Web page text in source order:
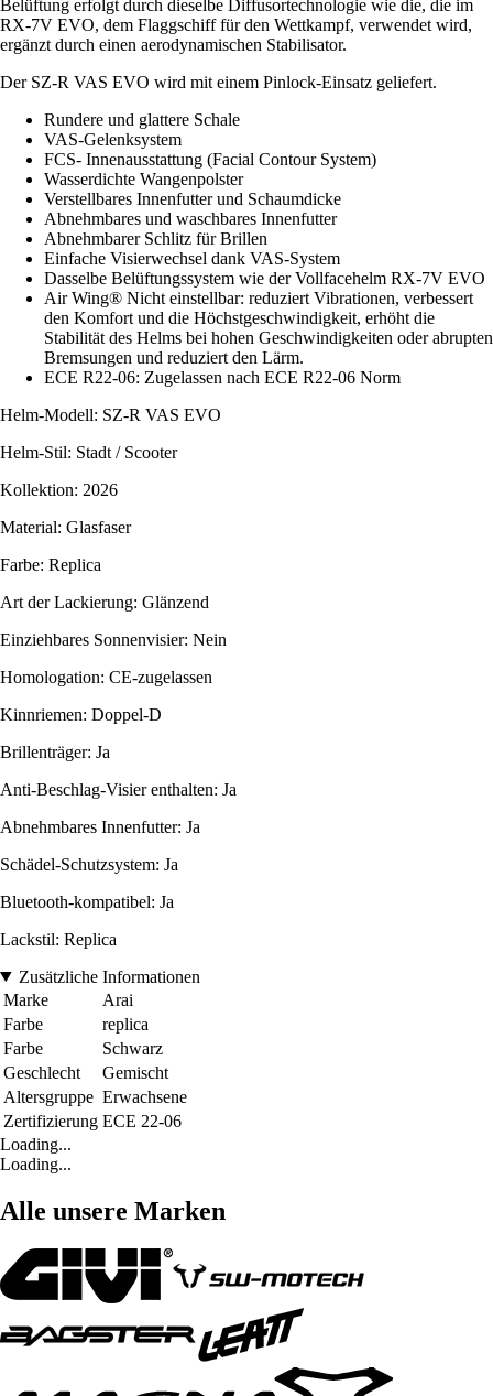
Belüftung erfolgt durch dieselbe Diffusortechnologie wie die, die im
RX-7V EVO, dem Flaggschiff für den Wettkampf, verwendet wird,
ergänzt durch einen aerodynamischen Stabilisator.
Der SZ-R VAS EVO wird mit einem Pinlock-Einsatz geliefert.
Rundere und glattere Schale
VAS-Gelenksystem
FCS- Innenausstattung (Facial Contour System)
Wasserdichte Wangenpolster
Verstellbares Innenfutter und Schaumdicke
Abnehmbares und waschbares Innenfutter
Abnehmbarer Schlitz für Brillen
Einfache Visierwechsel dank VAS-System
Dasselbe Belüftungssystem wie der Vollfacehelm RX-7V EVO
Air Wing® Nicht einstellbar: reduziert Vibrationen, verbessert
den Komfort und die Höchstgeschwindigkeit, erhöht die
Stabilität des Helms bei hohen Geschwindigkeiten oder abrupten
Bremsungen und reduziert den Lärm.
ECE R22-06: Zugelassen nach ECE R22-06 Norm
Helm-Modell: SZ-R VAS EVO
Helm-Stil: Stadt / Scooter
Kollektion: 2026
Material: Glasfaser
Farbe: Replica
Art der Lackierung: Glänzend
Einziehbares Sonnenvisier: Nein
Homologation: CE-zugelassen
Kinnriemen: Doppel-D
Brillenträger: Ja
Anti-Beschlag-Visier enthalten: Ja
Abnehmbares Innenfutter: Ja
Schädel-Schutzsystem: Ja
Bluetooth-kompatibel: Ja
Lackstil: Replica
Zusätzliche Informationen
Marke
Arai
Farbe
replica
Farbe
Schwarz
Geschlecht
Gemischt
Altersgruppe Erwachsene
Zertifizierung ECE 22-06
Loading...
Loading...
Alle unsere Marken